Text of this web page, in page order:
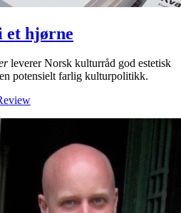
et hjørne
leverer Norsk kulturråd god estetisk
potensielt farlig kulturpolitikk.